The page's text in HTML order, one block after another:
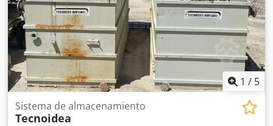
1 / 5
Sistema de almacenamiento
Tecnoidea